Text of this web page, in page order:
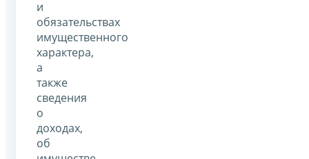
и
обязательствах
имущественного
характера,
а
также
сведения
о
доходах,
об